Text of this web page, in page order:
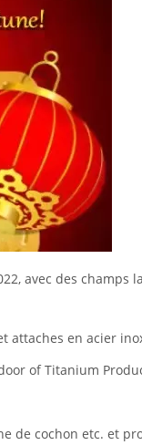
avec des champs
attaches en acier
of Titanium
de cochon etc. et